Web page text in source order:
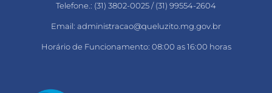
Telefone.: (31) 3802-0025 / (31) 99554-2604
Email: administracao@queluzito.mg.gov.br
Horário de Funcionamento: 08:00 as 16:00 horas